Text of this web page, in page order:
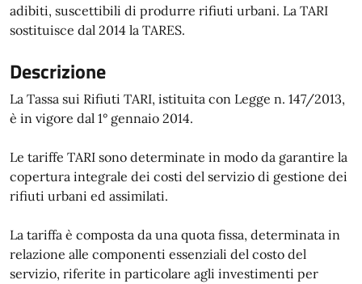
adibiti, suscettibili di produrre rifiuti urbani. La TARI
sostituisce dal 2014 la TARES.
Descrizione
La Tassa sui Rifiuti TARI, istituita con Legge n. 147/2013,
è in vigore dal 1° gennaio 2014.
Le tariffe TARI sono determinate in modo da garantire la
copertura integrale dei costi del servizio di gestione dei
rifiuti urbani ed assimilati.
La tariffa è composta da una quota fissa, determinata in
relazione alle componenti essenziali del costo del
servizio, riferite in particolare agli investimenti per